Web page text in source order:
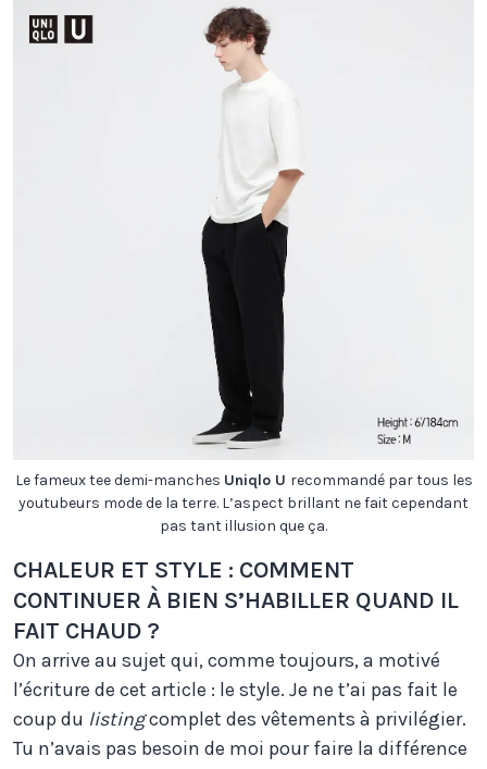
Le fameux tee demi-manches Uniqlo U recommandé par tous les
youtubeurs mode de la terre. L’aspect brillant ne fait cependant
pas tant illusion que ça.
CHALEUR ET STYLE : COMMENT
CONTINUER À BIEN S’HABILLER QUAND IL
FAIT CHAUD ?
On arrive au sujet qui, comme toujours, a motivé
l’écriture de cet article : le style. Je ne t’ai pas fait le
coup du listingcomplet des vêtements à privilégier.
Tu n’avais pas besoin de moi pour faire la différence